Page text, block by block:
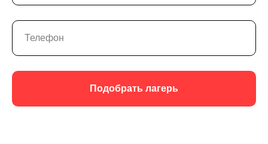
Подобрать лагерь